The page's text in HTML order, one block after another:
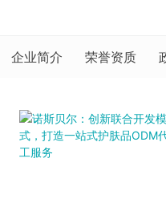
企业简介 荣誉资质